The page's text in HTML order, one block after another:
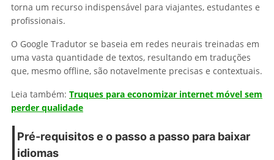
torna um recurso indispensável para viajantes, estudantes e
profissionais.
O Google Tradutor se baseia em redes neurais treinadas em
uma vasta quantidade de textos, resultando em traduções
que, mesmo offline, são notavelmente precisas e contextuais.
Leia também: Truques para economizar internet móvel sem
perder qualidade
Pré-requisitos e o passo a passo para baixar
idiomas